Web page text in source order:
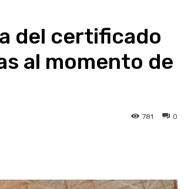
del certificado
al momento de
0
781